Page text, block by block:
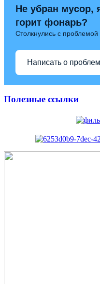
Не убран мусор,
горит фонарь?
Столкнулись с
Написать о
Полезные ссылки